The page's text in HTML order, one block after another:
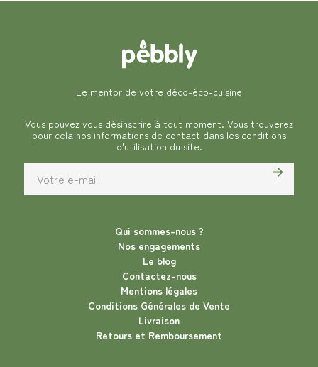
Le mentor de votre déco-éco-cuisine
Vous pouvez vous désinscrire à tout moment. Vous trouverez
pour cela nos informations de contact dans les conditions
d'utilisation du site.
Qui sommes-nous ?
Nos engagements
Le blog
Contactez-nous
Mentions légales
Conditions Générales de Vente
Livraison
Retours et Remboursement